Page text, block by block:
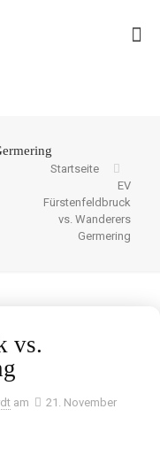
Startseite
EV
Fürstenfeldbruck
vs. Wanderers
Germering
vs.
am
21. November